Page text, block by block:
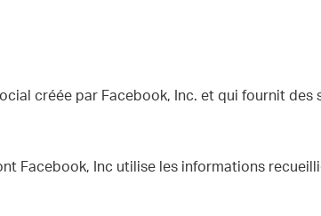
créée par Facebook, Inc. et qui fournit des
Facebook, Inc utilise les informations